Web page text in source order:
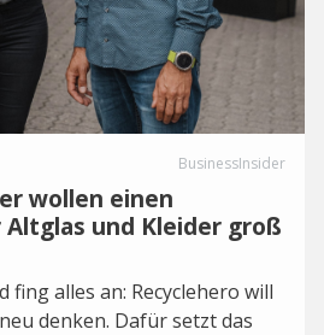
BusinessInsider
wollen einen
und Kleider groß
fing alles an: Recyclehero will
denken. Dafür setzt das